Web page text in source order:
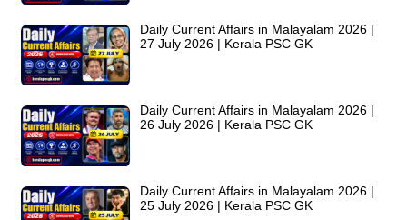
Daily Current Affairs in Malayalam 2026 |
27 July 2026 | Kerala PSC GK
Daily Current Affairs in Malayalam 2026 |
26 July 2026 | Kerala PSC GK
Daily Current Affairs in Malayalam 2026 |
25 July 2026 | Kerala PSC GK